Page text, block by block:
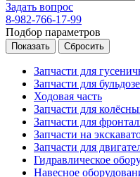
Задать вопрос
8-982-766-17-99
Подбор параметров
Запчасти для
Запчасти для
Ходовая часть
Запчасти для
Запчасти для
Запчасти на
Запчасти для
Гидравлическое
Навесное